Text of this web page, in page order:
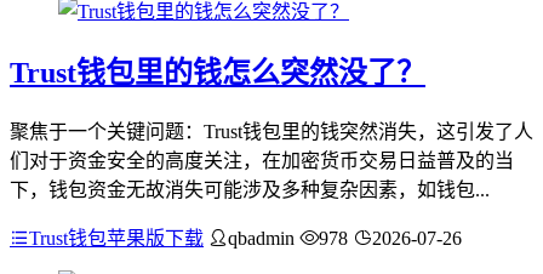
Trust钱包里的钱怎么突然没了？
聚焦于一个关键问题：Trust钱包里的钱突然消失，这引发了人
们对于资金安全的高度关注，在加密货币交易日益普及的当
下，钱包资金无故消失可能涉及多种复杂因素，如钱包...
Trust钱包苹果版下载 qbadmin 978 2026-07-26